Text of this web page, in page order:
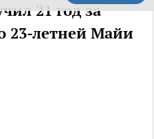
21 год за
23-летней Майи